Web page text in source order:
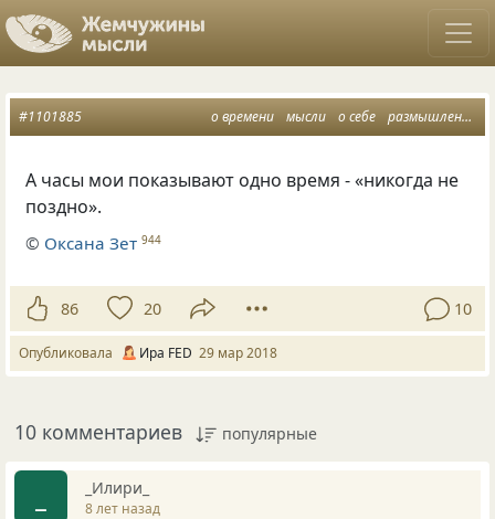
о времени мысли о себе размышления вслух
#1101885
А часы мои показывают одно время - «никогда не
поздно».
© Оксана Зет 944
86 20 10
Опубликовала Ира FED 29 мар 2018
10 комментариев популярные
_Илири_
8 лет назад